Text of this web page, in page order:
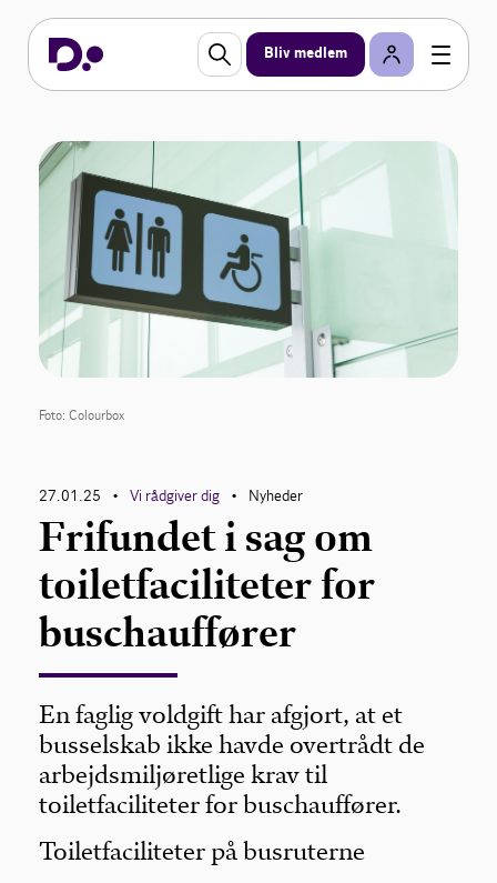
Bliv medlem
Foto: Colourbox
27.01.25 • Vi rådgiver dig • Nyheder
Frifundet i sag om
toiletfaciliteter for
buschauffører
En faglig voldgift har afgjort, at et
busselskab ikke havde overtrådt de
arbejdsmiljøretlige krav til
toiletfaciliteter for buschauffører.
Toiletfaciliteter på busruterne